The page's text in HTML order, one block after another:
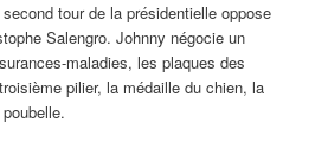
tour de la présidentielle oppose
Salengro. Johnny négocie un
maladies, les plaques des
pilier, la médaille du chien, la